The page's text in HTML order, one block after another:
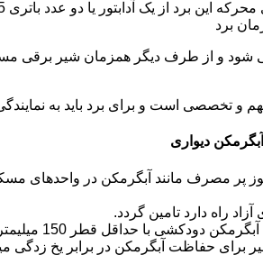
برد
و از طرف دیگر همزمان شیر برقی
و تخصصی است و برای برد باید به
دیواری
راه دارد تامین گردد.
با حداقل قطر 150 میلیمتر تعبیه شده باشد.
برای حفاظت آبگرمکن در برابر یخ زدگی